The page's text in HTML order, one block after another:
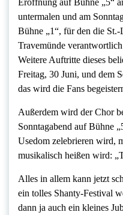
Eröffnung auf Bühne „5“
untermalen und am
Bühne „1“, für den die
Travemünde
Weitere Auftritte dieses
Freitag, 30 Juni, und dem
das wird die Fans
Außerdem wird der Chor
Sonntagabend auf Bühne
Usedom zelebrieren wird,
musikalisch heißen wird:
Alles in allem kann jetzt
ein tolles Shanty-Festival
dann ja auch ein kleines